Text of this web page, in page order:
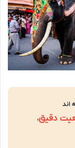
اند
دقیق،